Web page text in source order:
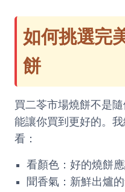
如何挑選完
餅
買二苓市場燒餅不是
能讓你買到更好的。
看：
看顏色：好的燒餅
聞香氣：新鮮出爐